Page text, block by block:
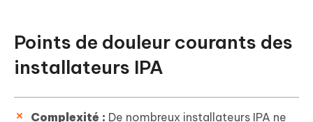
Points de douleur courants des
installateurs IPA
Complexité : De nombreux installateurs IPA ne